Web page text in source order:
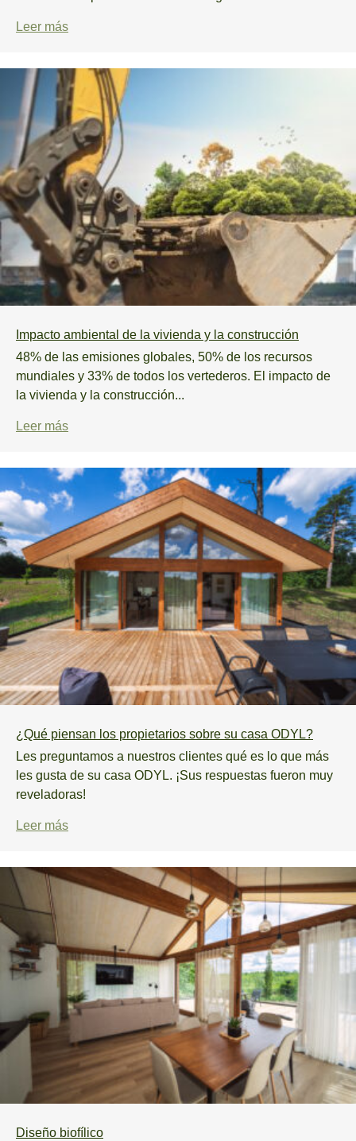
Leer más
Impacto ambiental de la vivienda y la construcción
48% de las emisiones globales, 50% de los recursos
mundiales y 33% de todos los vertederos. El impacto de
la vivienda y la construcción...
Leer más
¿Qué piensan los propietarios sobre su casa ODYL?
Les preguntamos a nuestros clientes qué es lo que más
les gusta de su casa ODYL. ¡Sus respuestas fueron muy
reveladoras!
Leer más
Diseño biofílico